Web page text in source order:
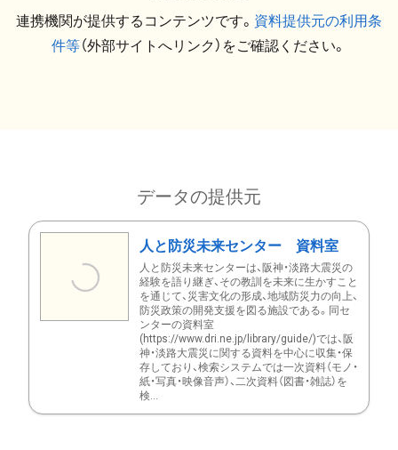
連携機関が提供するコンテンツです。 資料提供元の利用条
件等（外部サイトへリンク）をご確認ください。
データの提供元
人と防災未来センター 資料室
人と防災未来センターは、阪神・淡路大震災の
経験を語り継ぎ、その教訓を未来に生かすこと
を通じて、災害文化の形成、地域防災力の向上、
防災政策の開発支援を図る施設である。同セ
ンターの資料室
(https://www.dri.ne.jp/library/guide/)では、阪
神・淡路大震災に関する資料を中心に収集・保
存しており、検索システムでは一次資料（モノ・
紙・写真・映像音声）、二次資料（図書・雑誌）を
検...